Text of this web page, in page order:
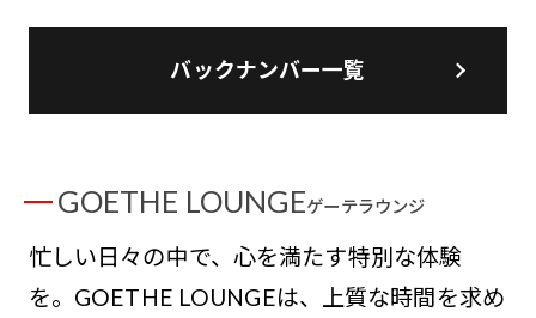
バックナンバー一覧
GOETHE LOUNGEゲーテラウンジ
忙しい日々の中で、心を満たす特別な体験
を。GOETHE LOUNGEは、上質な時間を求め